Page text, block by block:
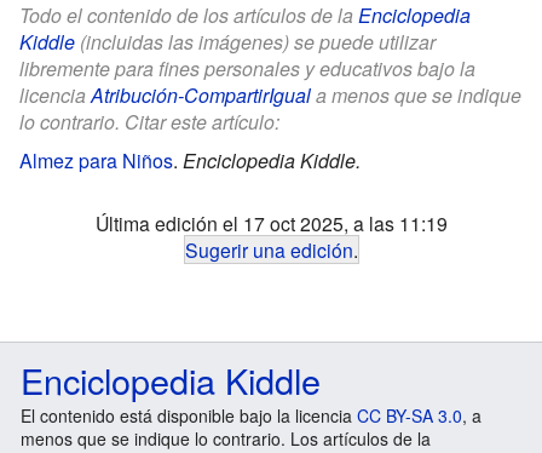
Todo el contenido de los artículos de la Enciclopedia
Kiddle (incluidas las imágenes) se puede utilizar
libremente para fines personales y educativos bajo la
licenciaAtribución-CompartirIguala menos que se indique
lo contrario. Citar este artículo:
Almez para Niños. Enciclopedia Kiddle.
Última edición el 17 oct 2025, a las 11:19
Sugerir una edición.
Enciclopedia Kiddle
El contenido está disponible bajo la licencia CC BY-SA 3.0, a
menos que se indique lo contrario. Los artículos de la